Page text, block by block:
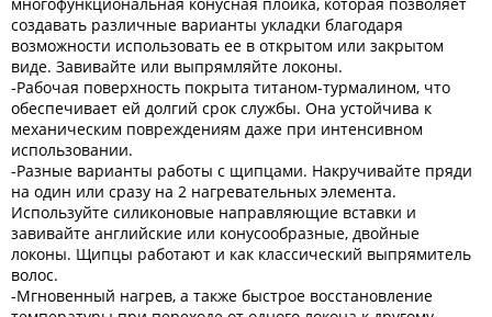
создавать различные варианты укладки благодаря
возможности использовать ее в открытом или закрытом
виде. Завивайте или выпрямляйте локоны.
-Рабочая поверхность покрыта титаном-турмалином, что
обеспечивает ей долгий срок службы. Она устойчива к
механическим повреждениям даже при интенсивном
использовании.
-Разные варианты работы с щипцами. Накручивайте пряди
на один или сразу на 2 нагревательных элемента.
Используйте силиконовые направляющие вставки и
завивайте английские или конусообразные, двойные
локоны. Щипцы работают и как классический выпрямитель
волос.
-Мгновенный нагрев, а также быстрое восстановление